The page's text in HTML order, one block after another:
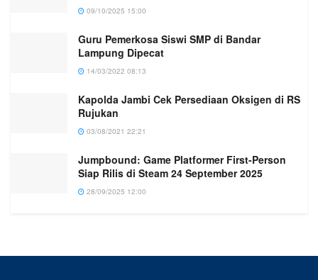
09/10/2025 15:00
Guru Pemerkosa Siswi SMP di Bandar
Lampung Dipecat
14/03/2022 08:13
Kapolda Jambi Cek Persediaan Oksigen di RS
Rujukan
03/08/2021 22:21
Jumpbound: Game Platformer First-Person
Siap Rilis di Steam 24 September 2025
28/09/2025 12:00